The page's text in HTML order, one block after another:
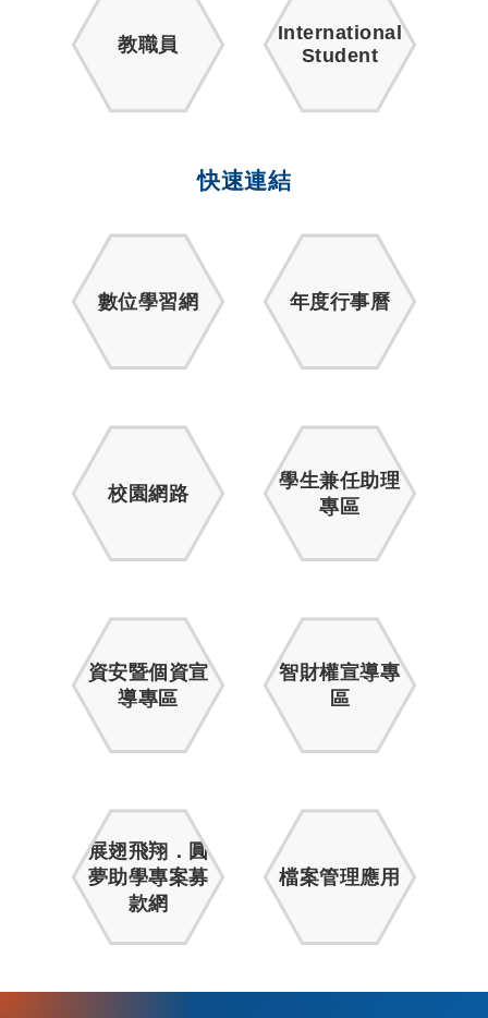
教職員
International
Student
快速連結
數位學習網 年度行事曆
校園網路
學生兼任助理
專區
資安暨個資宣
導專區
智財權宣導專
區
展翅飛翔．圓
夢助學專案募
款網
檔案管理應用